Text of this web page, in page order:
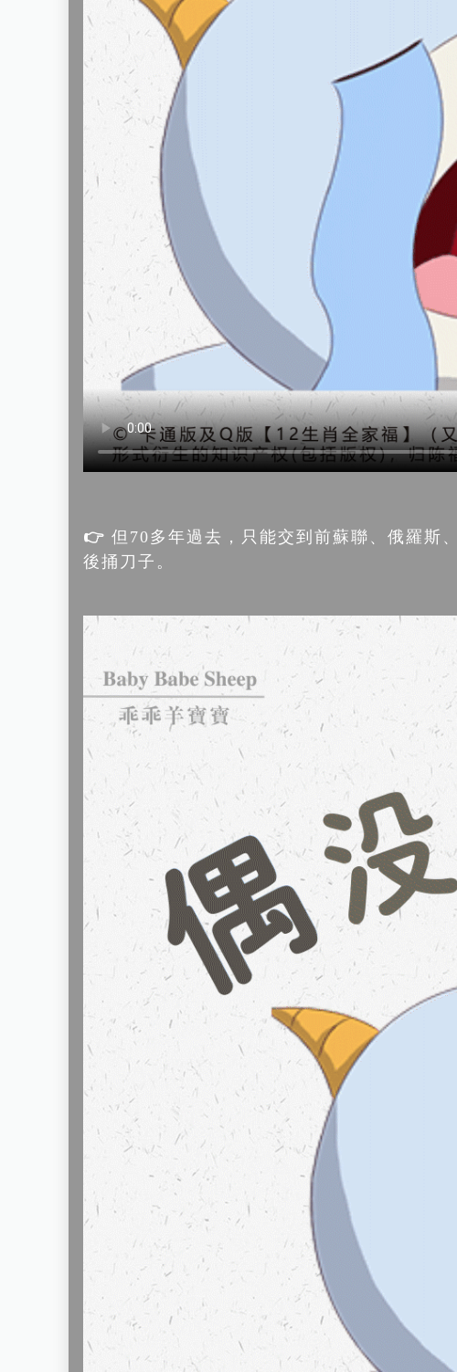
👉但70多年過去，只能交到前蘇聯、俄羅斯
後捅刀子。